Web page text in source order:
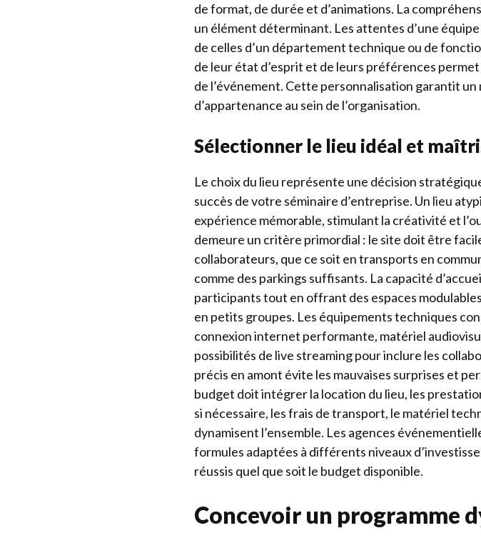
de format, de durée et d’animations. La
un élément déterminant. Les attentes d’une
de celles d’un département technique ou de
de leur état d’esprit et de leurs préférences
de l’événement. Cette personnalisation garantit
d’appartenance au sein de l’organisation.
Sélectionner le lieu idéal et
Le choix du lieu représente une décision
succès de votre séminaire d’entreprise. Un lieu
expérience mémorable, stimulant la créativité et
demeure un critère primordial : le site doit être
collaborateurs, que ce soit en transports en
comme des parkings suffisants. La capacité
participants tout en offrant des espaces
en petits groupes. Les équipements techniques
connexion internet performante, matériel
possibilités de live streaming pour inclure les
précis en amont évite les mauvaises surprises et
budget doit intégrer la location du lieu, les
si nécessaire, les frais de transport, le matériel
dynamisent l’ensemble. Les agences
formules adaptées à différents niveaux
réussis quel que soit le budget disponible.
Concevoir un programme